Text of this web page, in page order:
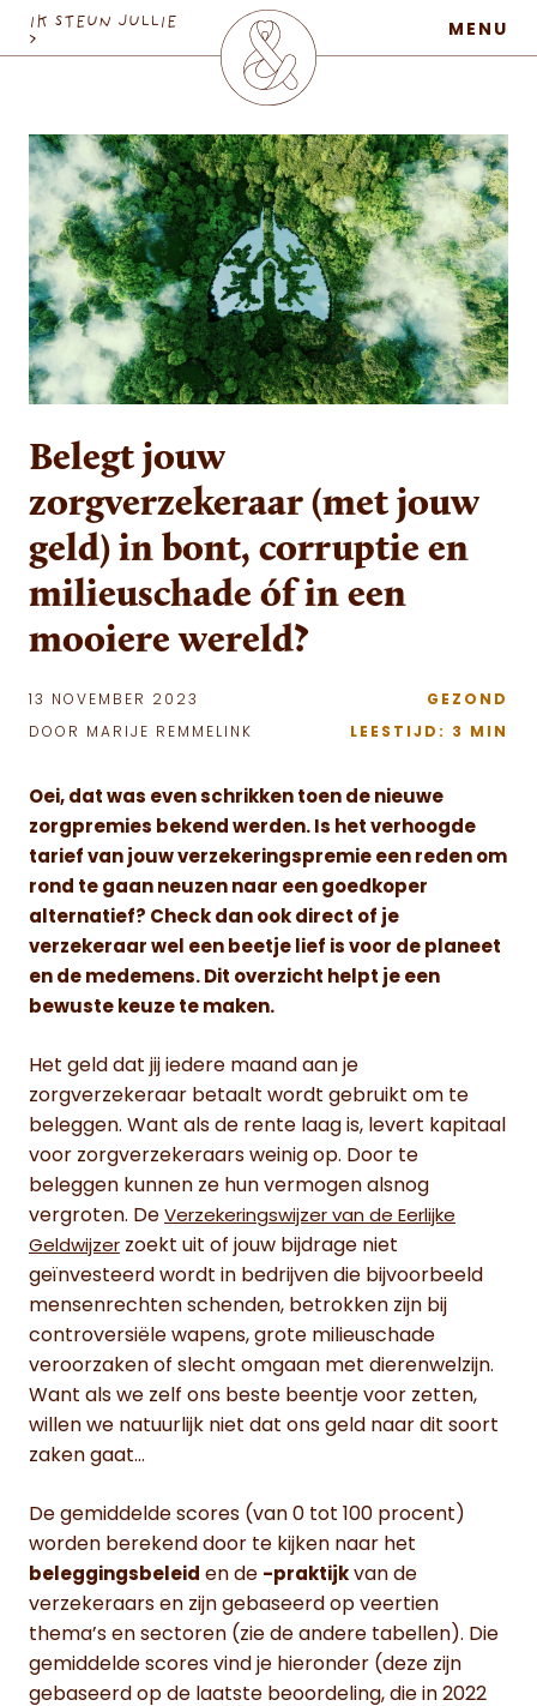
MaatschapWij
MENU
IK STEUN JULLIE
>
Belegt jouw
zorgverzekeraar (met jouw
geld) in bont, corruptie en
milieuschade óf in een
mooiere wereld?
13 NOVEMBER 2023
DOOR MARIJE REMMELINK
GEZOND
LEESTIJD: 3 MIN
Oei, dat was even schrikken toen de nieuwe
zorgpremies bekend werden. Is het verhoogde
tarief van jouw verzekeringspremie een reden om
rond te gaan neuzen naar een goedkoper
alternatief? Check dan ook direct of je
verzekeraar wel een beetje lief is voor de planeet
en de medemens. Dit overzicht helpt je een
bewuste keuze te maken.
Het geld dat jij iedere maand aan je
zorgverzekeraar betaalt wordt gebruikt om te
beleggen. Want als de rente laag is, levert kapitaal
voor zorgverzekeraars weinig op. Door te
beleggen kunnen ze hun vermogen alsnog
vergroten. De Verzekeringswijzer van de Eerlijke
Geldwijzer zoekt uit of jouw bijdrage niet
geïnvesteerd wordt in bedrijven die bijvoorbeeld
mensenrechten schenden, betrokken zijn bij
controversiële wapens, grote milieuschade
veroorzaken of slecht omgaan met dierenwelzijn.
Want als we zelf ons beste beentje voor zetten,
willen we natuurlijk niet dat ons geld naar dit soort
zaken gaat…
De gemiddelde scores (van 0 tot 100 procent)
worden berekend door te kijken naar het
beleggingsbeleid en de -praktijk van de
verzekeraars en zijn gebaseerd op veertien
thema’s en sectoren (zie de andere tabellen). Die
gemiddelde scores vind je hieronder (deze zijn
gebaseerd op de laatste beoordeling, die in 2022